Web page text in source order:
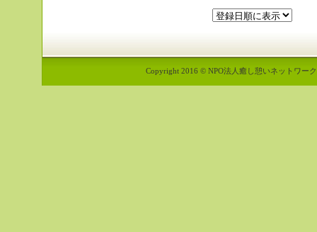
Copyright 2016 © NPO法人癒し憩いネットワー